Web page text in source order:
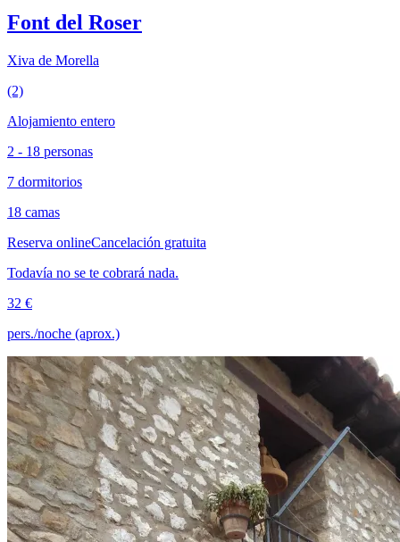
Font del Roser
Xiva de Morella
(2)
Alojamiento entero
2 - 18 personas
7 dormitorios
18 camas
Reserva onlineCancelación gratuita
Todavía no se te cobrará nada.
32 €
pers./noche (aprox.)